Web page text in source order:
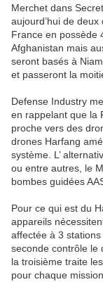
Merchet dans
aujourd’hui de
France en possède
Afghanistan mais
seront basés à
et passeront la
Defense Industry
en rappelant que la
proche vers des
drones Harfang
système. L’
ou entre autres, le
bombes guidées
Pour ce qui est du
appareils
affectée à 3
seconde contrôle le
la troisième traite
pour chaque